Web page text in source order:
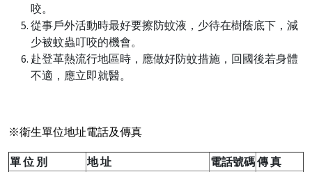
咬。
從事戶外活動時最好要擦防蚊液，少待在樹蔭底下，減
少被蚊蟲叮咬的機會。
赴登革熱流行地區時，應做好防蚊措施，回國後若身體
不適，應立即就醫。
※衛生單位地址電話及傳真
單 位 別 地 址 電話號碼傳 真